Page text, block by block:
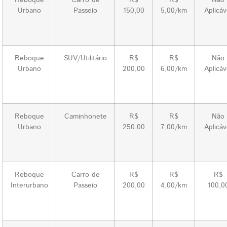
Urbano
Passeio
150,00
5,00/km
Reboque
Urbano
SUV/Utilitário
R$
200,00
R$
6,00/km
Não
Reboque
Urbano
Caminhonete
R$
250,00
R$
7,00/km
Não
Reboque
Interurbano
Carro de
Passeio
R$
200,00
R$
4,00/km
R$